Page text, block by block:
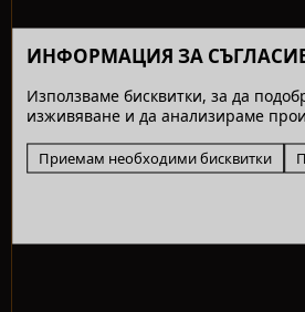
ИНФОРМАЦИЯ ЗА
Използваме бисквитки, за да
изживяване и да анализираме
Приемам необходими бисквитки